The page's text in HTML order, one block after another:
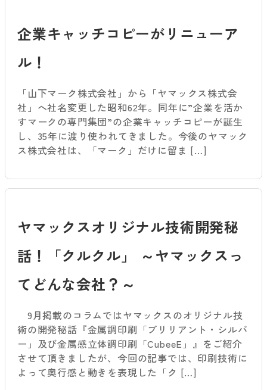
企業キャッチコピーがリニューア
ル！
「山下マーク株式会社」から「ヤマックス株式会
社」へ社名変更した昭和62年。同年に”企業を活か
すマークの専門集団”の企業キャッチコピーが誕生
し、35年に渡り使われてきました。今後のヤマック
ス株式会社は、「マーク」だけに留ま […]
ヤマックスオリジナル技術開発秘
話！「クルクル」 ～ヤマックスっ
てどんな会社？～
9月掲載のコラムではヤマックスのオリジナル技
術の開発秘話『金属調印刷「ブリリアント・シルバ
ー」及び金属感立体調印刷「CubeeE」』をご紹介
させて頂きましたが、今回の記事では、印刷技術に
よって奥行感と動きを表現した「ク […]